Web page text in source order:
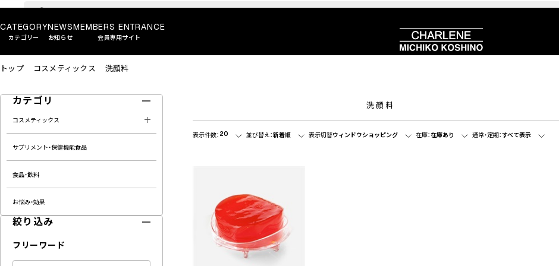
CATEGORY
カテゴリー
NEWS
お知らせ
MEMBERS ENTRANCE
会員専用サイト
トップ コスメティックス 洗顔料
カテゴリ
コスメティックス
サプリメント・保健機能食品
食品・飲料
お悩み・効果
絞り込み
フリーワード
洗顔料
表示件数： 20 並び替え：新着順 表示切替ウィンドウショッピング 在庫：在庫あり 通常・定期：すべて表示